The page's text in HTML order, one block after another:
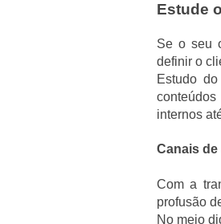
Estude
Se o seu
definir o
Estudo
internos
Canais
Com a
profusão
No meio